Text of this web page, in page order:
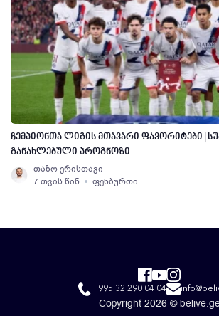
ჩემპიონთა ლიგის მთავარი ფავორიტები |
განახლებული პროგნოზი
თაზო ერისთავი
7 თვის წინ
ფეხბურთი
+995 32 290 04 04
Copyright 2026 ©